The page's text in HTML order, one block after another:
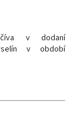
v dodaní
v období